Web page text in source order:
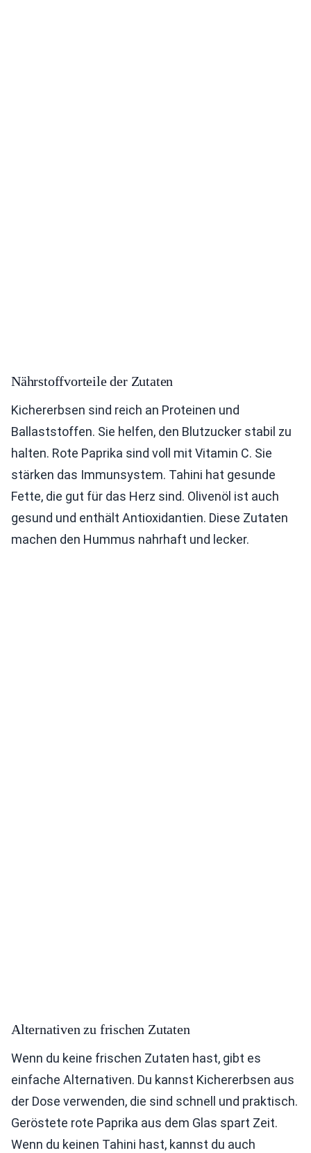
Nährstoffvorteile der Zutaten
Kichererbsen sind reich an Proteinen und
Ballaststoffen. Sie helfen, den Blutzucker stabil zu
halten. Rote Paprika sind voll mit Vitamin C. Sie
stärken das Immunsystem. Tahini hat gesunde
Fette, die gut für das Herz sind. Olivenöl ist auch
gesund und enthält Antioxidantien. Diese Zutaten
machen den Hummus nahrhaft und lecker.
Alternativen zu frischen Zutaten
Wenn du keine frischen Zutaten hast, gibt es
einfache Alternativen. Du kannst Kichererbsen aus
der Dose verwenden, die sind schnell und praktisch.
Geröstete rote Paprika aus dem Glas spart Zeit.
Wenn du keinen Tahini hast, kannst du auch